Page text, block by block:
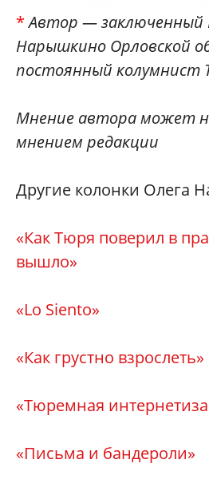
* Автор — заключенный
Нарышкино Орловской
постоянный колумнист
Мнение автора может
мнением редакции
Другие колонки Олега
«Как Тюря поверил в
вышло»
«Lo Siento»
«Как грустно взрослеть»
«Тюремная
«Письма и бандероли»